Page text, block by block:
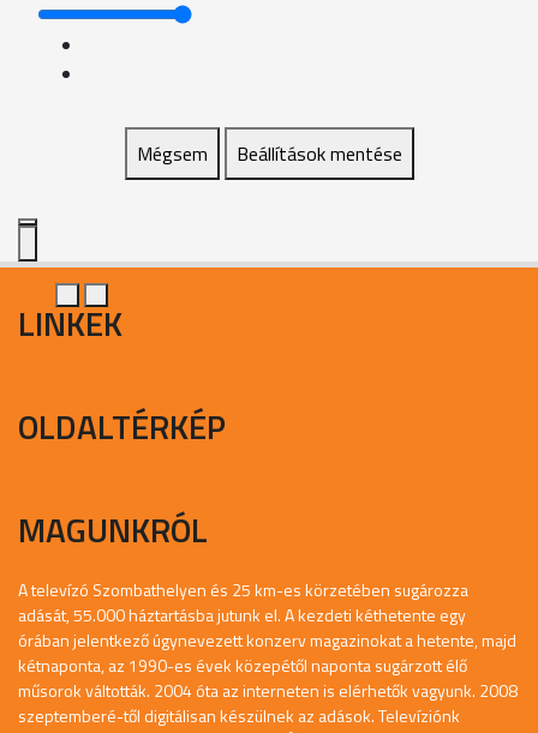
Mégsem Beállítások mentése
LINKEK
OLDALTÉRKÉP
MAGUNKRÓL
A televízó Szombathelyen és 25 km-es körzetében sugározza
adását, 55.000 háztartásba jutunk el. A kezdeti kéthetente egy
órában jelentkező úgynevezett konzerv magazinokat a hetente, majd
kétnaponta, az 1990-es évek közepétől naponta sugárzott élő
műsorok váltották. 2004 óta az interneten is elérhetők vagyunk. 2008
szeptemberé-től digitálisan készülnek az adások. Televíziónk